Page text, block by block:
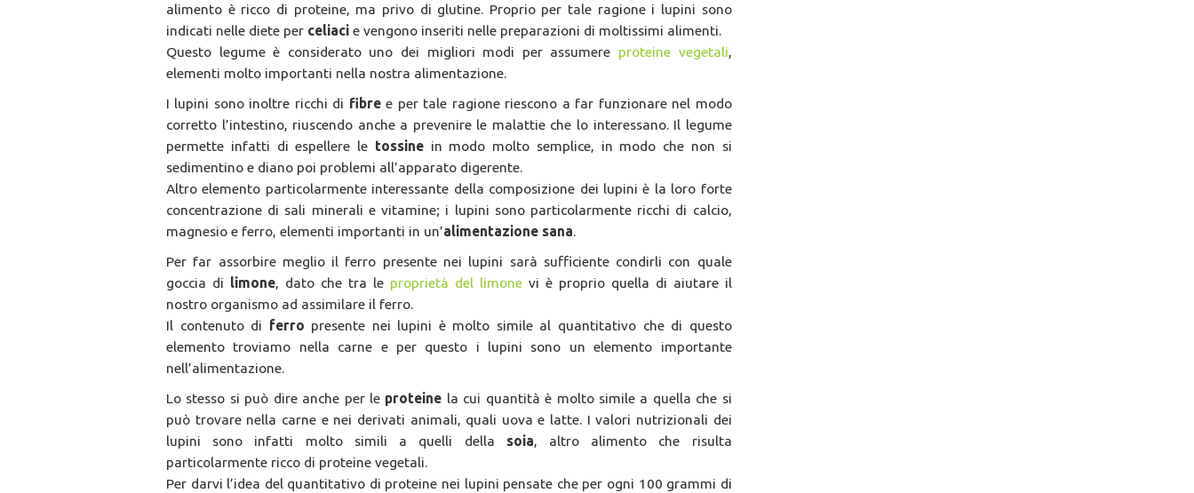
alimento è ricco di proteine, ma privo di glutine. Proprio per tale ragione i lupini sono
indicati nelle diete per celiaci e vengono inseriti nelle preparazioni di moltissimi alimenti.
Questo legume è considerato uno dei migliori modi per assumere proteine vegetali,
elementi molto importanti nella nostra alimentazione.
I lupini sono inoltre ricchi di fibree per tale ragione riescono a far funzionare nel modo
corretto l’intestino, riuscendo anche a prevenire le malattie che lo interessano. Il legume
permette infatti di espellere le tossinein modo molto semplice, in modo che non si
sedimentino e diano poi problemi all’apparato digerente.
Altro elemento particolarmente interessante della composizione dei lupini è la loro forte
concentrazione di sali minerali e vitamine; i lupini sono particolarmente ricchi di calcio,
magnesio e ferro, elementi importanti in un’alimentazione sana.
Per far assorbire meglio il ferro presente nei lupini sarà sufficiente condirli con quale
goccia di limone, dato che tra le proprietà del limonevi è proprio quella di aiutare il
nostro organismo ad assimilare il ferro.
Il contenuto di ferro presente nei lupini è molto simile al quantitativo che di questo
elemento troviamo nella carne e per questo i lupini sono un elemento importante
nell’alimentazione.
Lo stesso si può dire anche per le proteine la cui quantità è molto simile a quella che si
può trovare nella carne e nei derivati animali, quali uova e latte. I valori nutrizionali dei
lupini sono infatti molto simili a quelli della soia, altro alimento che risulta
particolarmente ricco di proteine vegetali.
Per darvi l’idea del quantitativo di proteine nei lupini pensate che per ogni 100 grammi di